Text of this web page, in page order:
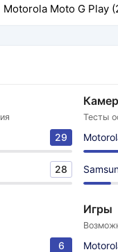
Motorola Moto G Play
29
28
Тесты
6
Игры